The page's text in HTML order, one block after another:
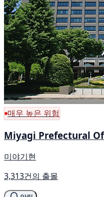
매우 높은 위험
Miyagi Prefectural
미야기현
3,313건의 출몰